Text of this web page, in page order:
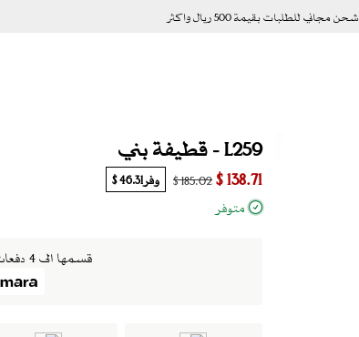
شحن مجاني للطلبات بقيمة 500 ريال واكثر
L259 - قطيفة بني
138.71 $
185.02 $ وفر46.31 $
متوفر
قسمها الى 4 دفعات بدون فوائد بقيمة